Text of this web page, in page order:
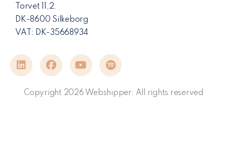
Torvet 11,2.
DK-8600 Silkeborg
VAT: DK-35668934
Copyright 2026 Webshipper. All rights reserved